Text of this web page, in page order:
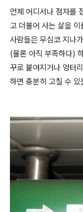
언제 어디서나 점자를
고 더불어 사는 삶을 이
사람들은 무심코 지나
(물론 아직 부족하다)
꾸로 붙여지거나 엉터
하면 충분히 고칠 수 있